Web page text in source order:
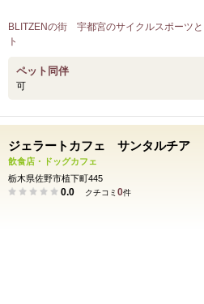
BLITZENの街 宇都宮のサイクルスポーツ
ト
ペット同伴
可
ジェラートカフェ サンタルチア
飲食店・ドッグカフェ
栃木県佐野市植下町445
0.0 クチコミ 0件